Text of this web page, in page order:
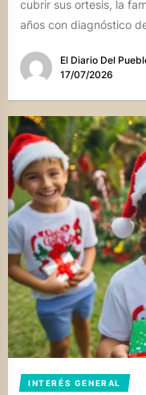
cubrir sus ortesis, la
años con diagnóstico
El Diario Del
17/07/2026
INTERÉS GENERAL